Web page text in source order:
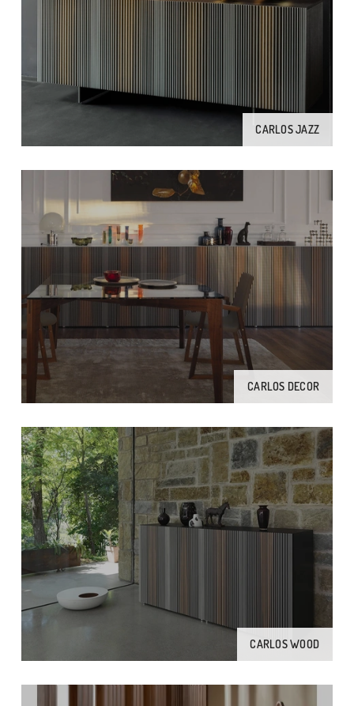
CARLOS JAZZ
CARLOS DECOR
CARLOS WOOD